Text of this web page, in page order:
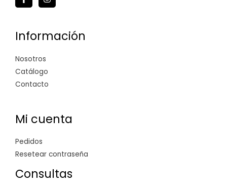
Información
Nosotros
Catálogo
Contacto
Mi cuenta
Pedidos
Resetear contraseña
Consultas